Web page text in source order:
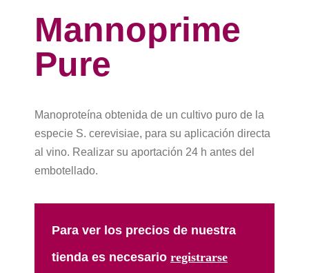
Mannoprime
Pure
Manoproteína obtenida de un cultivo puro de la
especie S. cerevisiae, para su aplicación directa
al vino. Realizar su aportación 24 h antes del
embotellado.
Para ver los precios de nuestra
tienda es necesario registrarse​